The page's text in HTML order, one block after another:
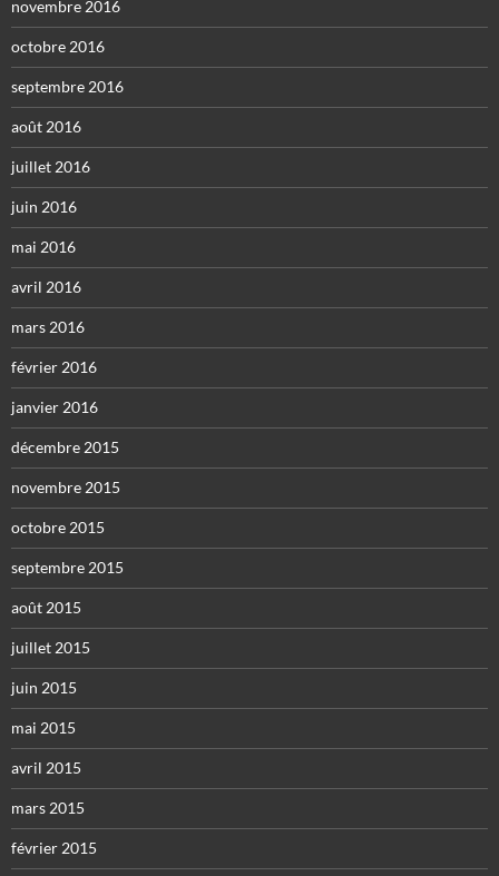
novembre 2016
octobre 2016
septembre 2016
août 2016
juillet 2016
juin 2016
mai 2016
avril 2016
mars 2016
février 2016
janvier 2016
décembre 2015
novembre 2015
octobre 2015
septembre 2015
août 2015
juillet 2015
juin 2015
mai 2015
avril 2015
mars 2015
février 2015